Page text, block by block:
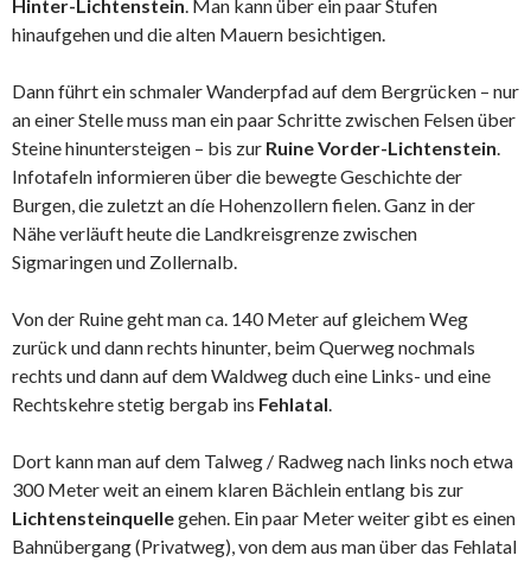
Hinter-Lichtenstein. Man kann über ein paar Stufen
hinaufgehen und die alten Mauern besichtigen.
Dann führt ein schmaler Wanderpfad auf dem Bergrücken – nur
an einer Stelle muss man ein paar Schritte zwischen Felsen über
Steine hinuntersteigen – bis zur Ruine Vorder-Lichtenstein.
Infotafeln informieren über die bewegte Geschichte der
Burgen, die zuletzt an díe Hohenzollern fielen. Ganz in der
Nähe verläuft heute die Landkreisgrenze zwischen
Sigmaringen und Zollernalb.
Von der Ruine geht man ca. 140 Meter auf gleichem Weg
zurück und dann rechts hinunter, beim Querweg nochmals
rechts und dann auf dem Waldweg duch eine Links- und eine
Rechtskehre stetig bergab ins Fehlatal.
Dort kann man auf dem Talweg / Radweg nach links noch etwa
300 Meter weit an einem klaren Bächlein entlang bis zur
Lichtensteinquellegehen. Ein paar Meter weiter gibt es einen
Bahnübergang (Privatweg), von dem aus man über das Fehlatal